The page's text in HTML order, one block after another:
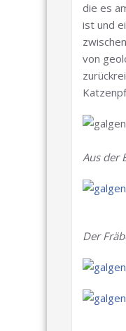
die es
ist und
von
Aus der
Der